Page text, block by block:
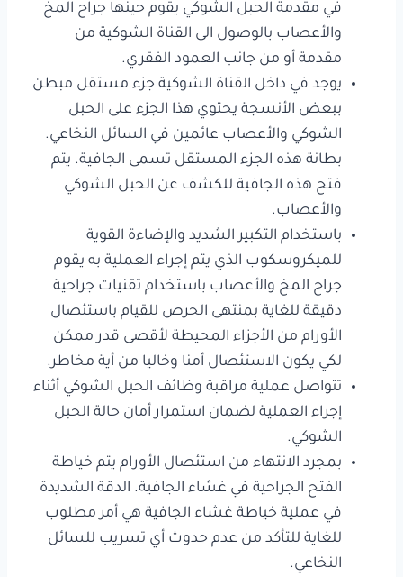
في مقدمة الحبل الشوكي يقوم حينها جراح المخ
والأعصاب بالوصول الى القناة الشوكية من
مقدمة أو من جانب العمود الفقري.
يوجد في داخل القناة الشوكية جزء مستقل مبطن
ببعض الأنسجة يحتوي هذا الجزء على الحبل
الشوكي والأعصاب عائمين في السائل النخاعي.
بطانة هذه الجزء المستقل تسمى الجافية. يتم
فتح هذه الجافية للكشف عن الحبل الشوكي
والأعصاب.
باستخدام التكبير الشديد والإضاءة القوية
للميكروسكوب الذي يتم إجراء العملية به يقوم
جراح المخ والأعصاب باستخدام تقنيات جراحية
دقيقة للغاية بمنتهى الحرص للقيام باستئصال
الأورام من الأجزاء المحيطة لأقصى قدر ممكن
لكي يكون الاستئصال أمنا وخاليا من أية مخاطر.
تتواصل عملية مراقبة وظائف الحبل الشوكي أثناء
إجراء العملية لضمان استمرار أمان حالة الحبل
الشوكي.
بمجرد الانتهاء من استئصال الأورام يتم خياطة
الفتح الجراحية في غشاء الجافية. الدقة الشديدة
في عملية خياطة غشاء الجافية هي أمر مطلوب
للغاية للتأكد من عدم حدوث أي تسريب للسائل
النخاعي.